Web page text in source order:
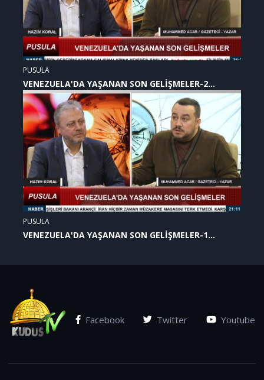
PUSULA
VENEZUELA'DA YAŞANAN SON GELİŞMELER-2
(07.01.2026)
PUSULA
VENEZUELA'DA YAŞANAN SON GELİŞMELER-1
Facebook Twitter Youtube